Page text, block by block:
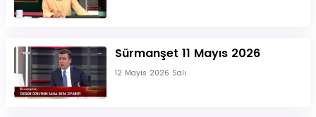
Sürmanşet 11 Mayıs 2026
12 Mayıs 2026 Salı